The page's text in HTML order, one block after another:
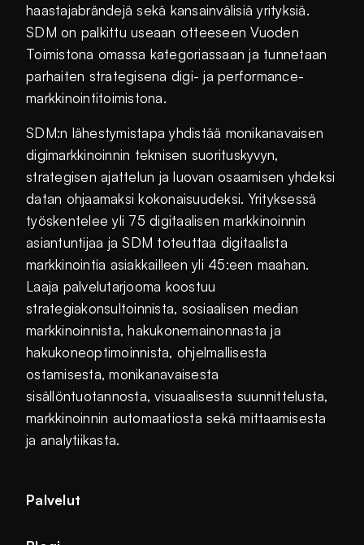
haastajabrändejä sekä kansainvälisiä yrityksiä.
SDM on palkittu useaan otteeseen Vuoden
Toimistona omassa kategoriassaan ja tunnetaan
parhaiten strategisena digi- ja performance-
markkinointitoimistona.
SDM:n lähestymistapa yhdistää monikanavaisen
digimarkkinoinnin teknisen suorituskyvyn,
strategisen ajattelun ja luovan osaamisen yhdeksi
datan ohjaamaksi kokonaisuudeksi. Yrityksessä
työskentelee yli 75 digitaalisen markkinoinnin
asiantuntijaa ja SDM toteuttaa digitaalista
markkinointia asiakkailleen yli 45:een maahan.
Laaja palvelutarjooma koostuu
strategiakonsultoinnista, sosiaalisen median
markkinoinnista, hakukonemainonnasta ja
hakukoneoptimoinnista, ohjelmallisesta
ostamisesta, monikanavaisesta
sisällöntuotannosta, visuaalisesta suunnittelusta,
markkinoinnin automaatiosta sekä mittaamisesta
ja analytiikasta.
Palvelut